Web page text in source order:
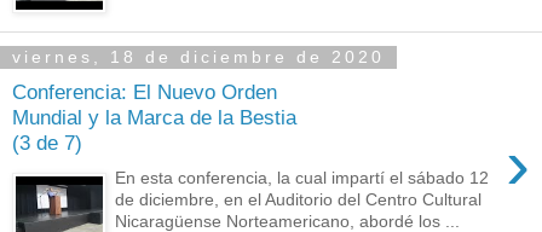
viernes, 18 de diciembre de 2020
Conferencia: El Nuevo Orden
Mundial y la Marca de la Bestia
(3 de 7)
›
En esta conferencia, la cual impartí el sábado 12
de diciembre, en el Auditorio del Centro Cultural
Nicaragüense Norteamericano, abordé los ...